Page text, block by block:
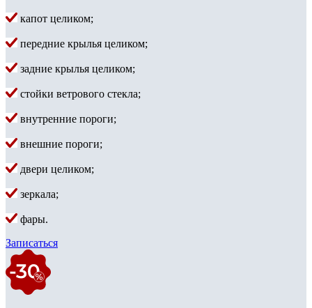
капот целиком;
передние крылья целиком;
задние крылья целиком;
стойки ветрового стекла;
внутренние пороги;
внешние пороги;
двери целиком;
зеркала;
фары.
Записаться